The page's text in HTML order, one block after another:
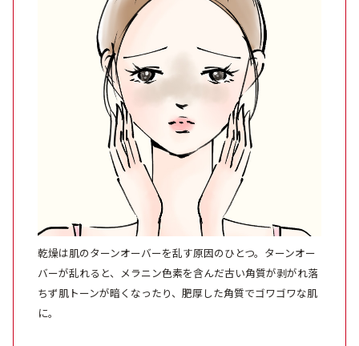
ショッピングガイド
お電話でもご注文いただけます
0120-371-217
9時〜21時 / 年中無休
乾燥は肌のターンオーバーを乱す原因のひとつ。ターンオー
バーが乱れると、メラニン色素を含んだ古い角質が剥がれ落
ちず肌トーンが暗くなったり、肥厚した角質でゴワゴワな肌
に。